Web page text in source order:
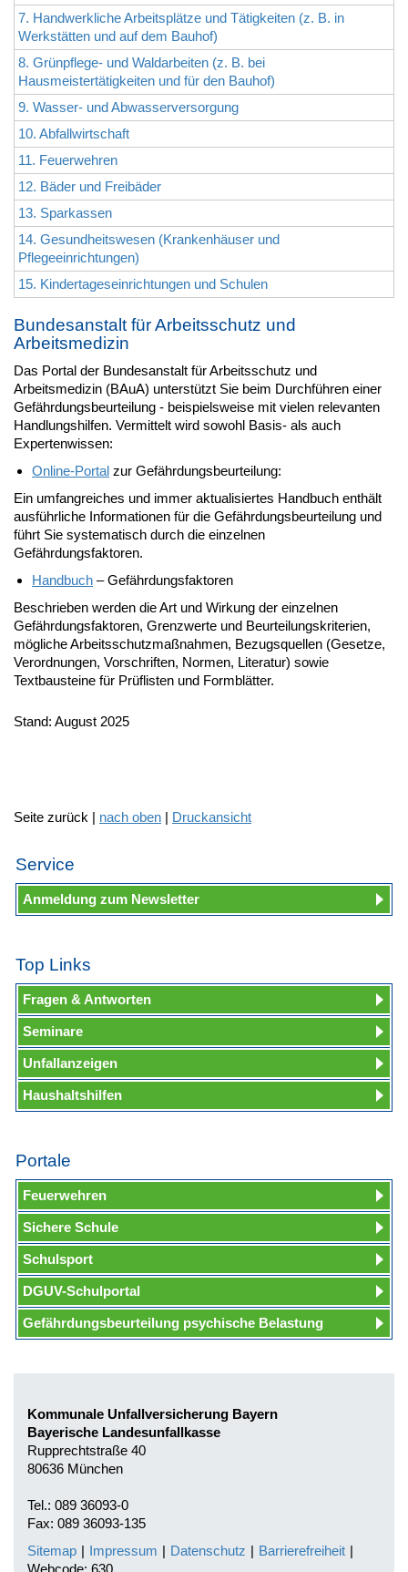
7. Handwerkliche Arbeitsplätze und Tätigkeiten (z. B. in
Werkstätten und auf dem Bauhof)
8. Grünpflege- und Waldarbeiten (z. B. bei
Hausmeistertätigkeiten und für den Bauhof)
9. Wasser- und Abwasserversorgung
10. Abfallwirtschaft
11. Feuerwehren
12. Bäder und Freibäder
13. Sparkassen
14. Gesundheitswesen (Krankenhäuser und
Pflegeeinrichtungen)
15. Kindertageseinrichtungen und Schulen
Bundesanstalt für Arbeitsschutz und
Arbeitsmedizin
Das Portal der Bundesanstalt für Arbeitsschutz und
Arbeitsmedizin (BAuA) unterstützt Sie beim Durchführen einer
Gefährdungsbeurteilung - beispielsweise mit vielen relevanten
Handlungshilfen. Vermittelt wird sowohl Basis- als auch
Expertenwissen:
Online-Portal zur Gefährdungsbeurteilung:
Ein umfangreiches und immer aktualisiertes Handbuch enthält
ausführliche Informationen für die Gefährdungsbeurteilung und
führt Sie systematisch durch die einzelnen
Gefährdungsfaktoren.
Handbuch – Gefährdungsfaktoren
Beschrieben werden die Art und Wirkung der einzelnen
Gefährdungsfaktoren, Grenzwerte und Beurteilungskriterien,
mögliche Arbeitsschutzmaßnahmen, Bezugsquellen (Gesetze,
Verordnungen, Vorschriften, Normen, Literatur) sowie
Textbausteine für Prüflisten und Formblätter.
Stand: August 2025
Seite zurück | nach oben | Druckansicht
Service
Anmeldung zum Newsletter
Top Links
Fragen & Antworten
Seminare
Unfallanzeigen
Haushaltshilfen
Portale
Feuerwehren
Sichere Schule
Schulsport
DGUV-Schulportal
Gefährdungsbeurteilung psychische Belastung
Kommunale Unfallversicherung Bayern
Bayerische Landesunfallkasse
Rupprechtstraße 40
80636 München
Tel.: 089 36093-0
Fax: 089 36093-135
Sitemap | Impressum | Datenschutz | Barrierefreiheit |
Webcode: 630